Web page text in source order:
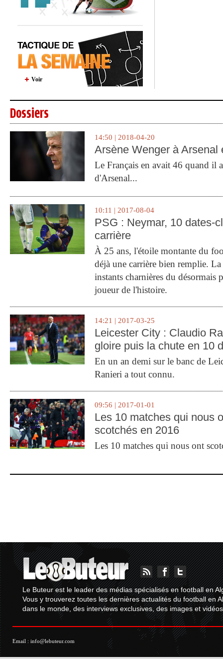
Voir
Dossiers
14:50 | 2018-04-20
Arsène Wenger à Arsenal
Le Français en avait 46 quand il
d'Arsenal...
10:11 | 2017-08-04
PSG : Neymar, 10 dates-
carrière
À 25 ans, l'étoile montante du
déjà une carrière bien remplie.
instants charnières du désormais
joueur de l'histoire.
14:21 | 2017-03-25
Leicester City : Claudio
gloire puis la chute en 10
En un an demi sur le banc de
Ranieri a tout connu.
09:56 | 2017-01-01
Les 10 matches qui nous
scotchés en 2016
Les 10 matches qui nous ont
Le Buteur est le leader des médias spécialisés en football en
Vous y trouverez toutes les dernières actualités du football en
dans le monde, des interviews exclusives, des images et
Email : info@lebuteur.com